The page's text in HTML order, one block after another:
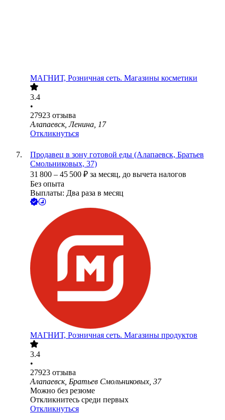
МАГНИТ, Розничная сеть. Магазины косметики
3.4
•
27923 отзыва
Алапаевск, Ленина, 17
Откликнуться
Продавец в зону готовой еды (Алапаевск, Братьев
Смольниковых, 37)
31 800 – 45 500 ₽ за месяц, до вычета налогов
Без опыта
Выплаты: Два раза в месяц
МАГНИТ, Розничная сеть. Магазины продуктов
3.4
•
27923 отзыва
Алапаевск, Братьев Смольниковых, 37
Можно без резюме
Откликнитесь среди первых
Откликнуться